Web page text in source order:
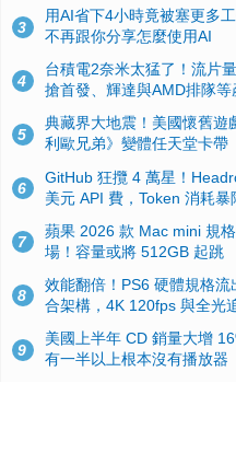
3
用AI省下4小時竟被塞更多
不再跟你分享怎麼使用AI
4
台積電2奈米太猛了！流片
搶首發、輝達與AMD排隊等
5
典藏界大地震！美國懷舊遊
利歐兄弟》變體任天堂卡帶
6
GitHub 狂攬 4 萬星！
美元 API 費，Token 消耗暴
7
蘋果 2026 款 Mac mini 規
場！容量或將 512GB 起跳
8
效能翻倍！PS6 硬體規格
合架構，4K 120fps 與全光
9
美國上半年 CD 銷量大增
有一半以上根本沒有播放器